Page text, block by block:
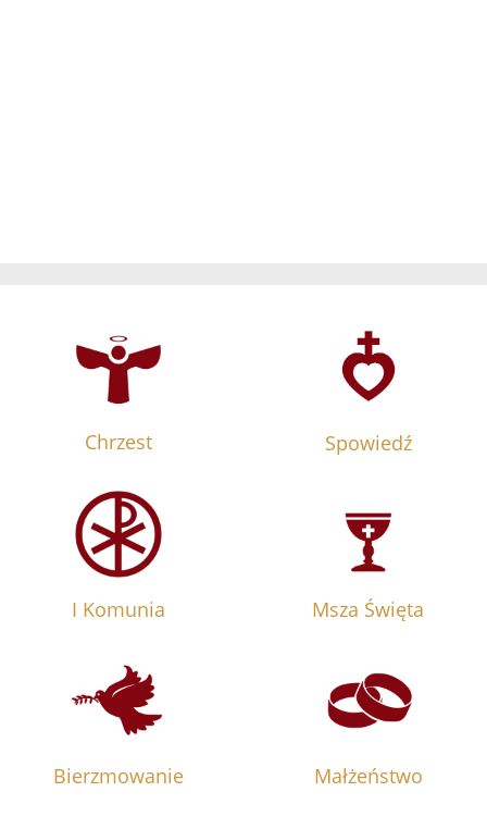
Chrzest Spowiedź
I Komunia Msza Święta
Bierzmowanie Małżeństwo